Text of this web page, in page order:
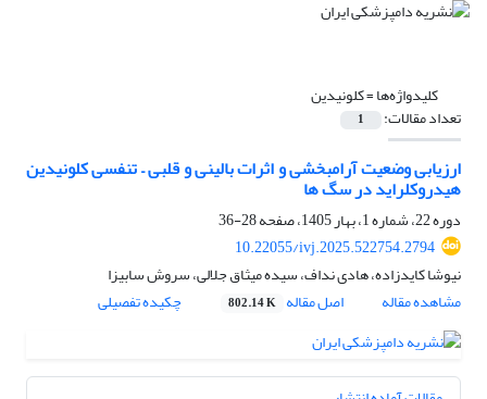
کلیدواژه‌ها =کلونیدین
تعداد مقالات: 1
ارزیابی وضعیت آرام­بخشی و اثرات بالینی و قلبی – تنفسی کلونیدین
هیدروکلراید در سگ­ ها
دوره 22، شماره 1، بهار 1405، صفحه
28-36
10.22055/ivj.2025.522754.2794
نیوشا کایدزاده، هادی نداف، سیده میثاق جلالی، سروش سابیزا
مشاهده مقاله
اصل مقاله 802.14 K چکیده تفصیلی